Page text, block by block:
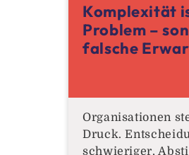
Komplexität
Problem –
falsche
Organisationen
Druck.
schwieriger,